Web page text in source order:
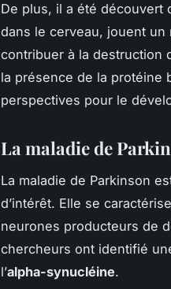
De plus, il a été découvert
dans le cerveau, jouent
contribuer à la destruction
la présence de la protéine
perspectives pour le
La maladie de
La maladie de Parkinson
d’intérêt. Elle se
neurones producteurs de
chercheurs ont identifié
l’alpha-synucléine.